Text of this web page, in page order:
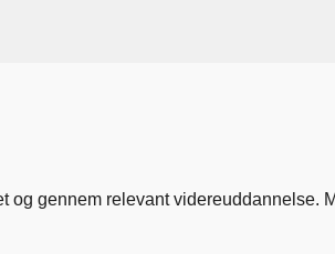
gennem relevant videreuddannelse.